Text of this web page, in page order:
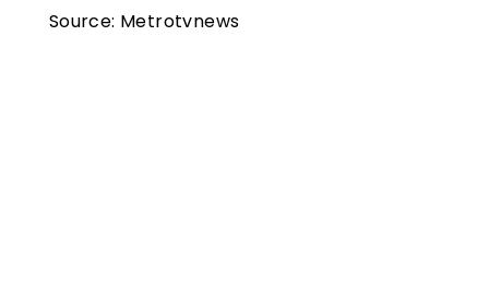
Source: Metrotvnews